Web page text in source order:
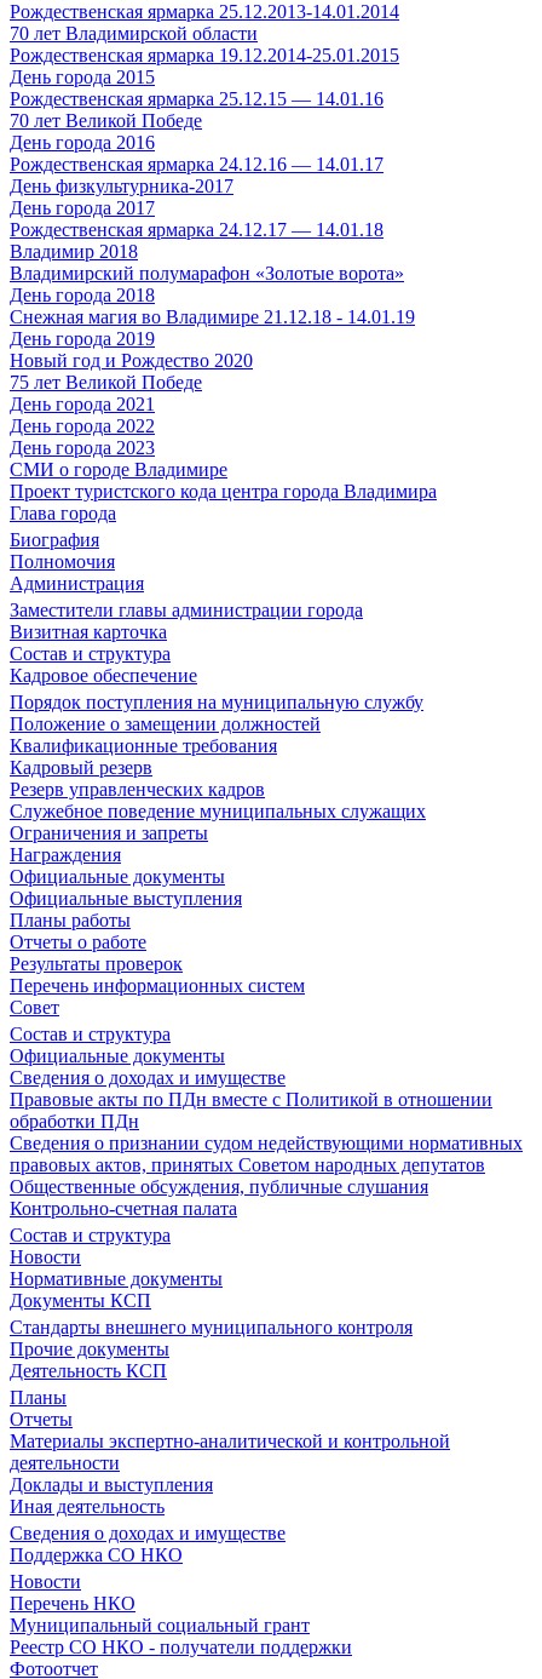
Рождественская ярмарка 25.12.2013-14.01.2014
70 лет Владимирской области
Рождественская ярмарка 19.12.2014-25.01.2015
День города 2015
Рождественская ярмарка 25.12.15 — 14.01.16
70 лет Великой Победе
День города 2016
Рождественская ярмарка 24.12.16 — 14.01.17
День физкультурника-2017
День города 2017
Рождественская ярмарка 24.12.17 — 14.01.18
Владимир 2018
Владимирский полумарафон «Золотые ворота»
День города 2018
Снежная магия во Владимире 21.12.18 - 14.01.19
День города 2019
Новый год и Рождество 2020
75 лет Великой Победе
День города 2021
День города 2022
День города 2023
СМИ о городе Владимире
Проект туристского кода центра города Владимира
Глава города
Биография
Полномочия
Администрация
Заместители главы администрации города
Визитная карточка
Состав и структура
Кадровое обеспечение
Порядок поступления на муниципальную службу
Положение о замещении должностей
Квалификационные требования
Кадровый резерв
Резерв управленческих кадров
Служебное поведение муниципальных служащих
Ограничения и запреты
Награждения
Официальные документы
Официальные выступления
Планы работы
Отчеты о работе
Результаты проверок
Перечень информационных систем
Совет
Состав и структура
Официальные документы
Сведения о доходах и имуществе
Правовые акты по ПДн вместе с Политикой в отношении
обработки ПДн
Сведения о признании судом недействующими нормативных
правовых актов, принятых Советом народных депутатов
Общественные обсуждения, публичные слушания
Контрольно-счетная палата
Состав и структура
Новости
Нормативные документы
Документы КСП
Стандарты внешнего муниципального контроля
Прочие документы
Деятельность КСП
Планы
Отчеты
Материалы экспертно-аналитической и контрольной
деятельности
Доклады и выступления
Иная деятельность
Сведения о доходах и имуществе
Поддержка СО НКО
Новости
Перечень НКО
Муниципальный социальный грант
Реестр СО НКО - получатели поддержки
Фотоотчет